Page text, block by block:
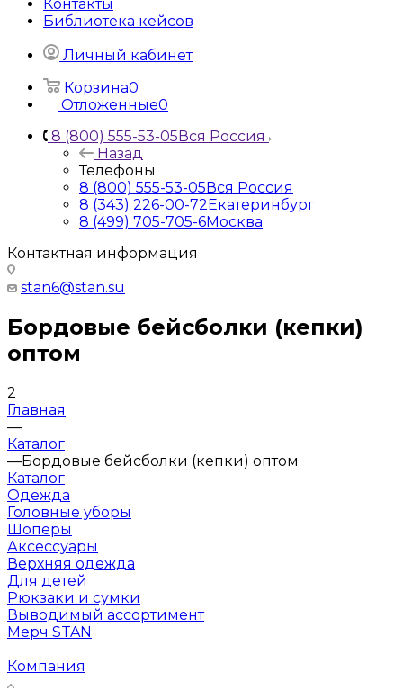
Контакты
Библиотека кейсов
Личный кабинет
Корзина0
Отложенные0
8 (800) 555-53-05Вся Россия
Назад
Телефоны
8 (800) 555-53-05Вся Россия
8 (343) 226-00-72Екатеринбург
8 (499) 705-705-6Москва
Контактная информация
stan6@stan.su
Бордовые бейсболки (кепки)
оптом
2
Главная
—
Каталог
—Бордовые бейсболки (кепки) оптом
Каталог
Одежда
Головные уборы
Шоперы
Аксессуары
Верхняя одежда
Для детей
Рюкзаки и сумки
Выводимый ассортимент
Мерч STAN
Компания